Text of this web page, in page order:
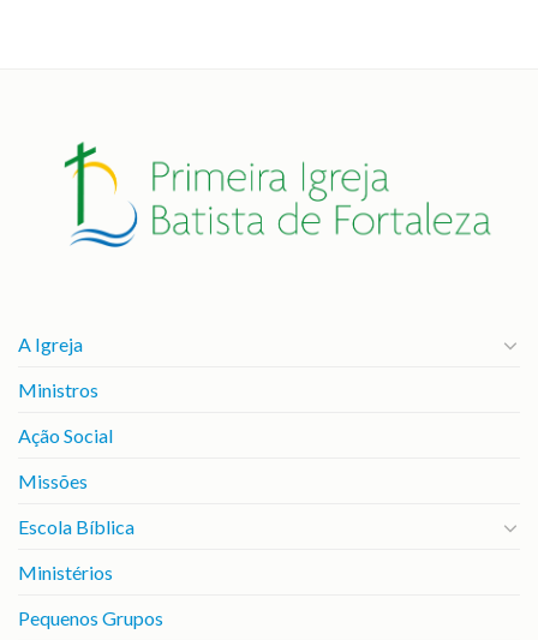
A Igreja
Ministros
Ação Social
Missões
Escola Bíblica
Ministérios
Pequenos Grupos